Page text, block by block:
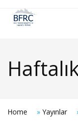
Home » Yayınlar